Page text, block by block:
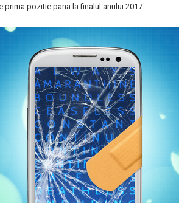
prima pozitie pana la finalul anului 2017.